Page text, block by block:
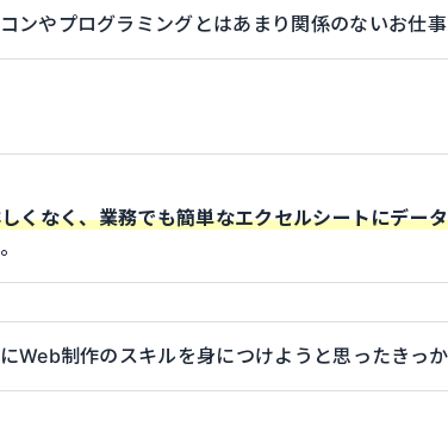
ンやプログラミングとはあまり関係のないお仕事
くなく、業務でも簡単なエクセルシートにデー
。
Web制作のスキルを身につけようと思ったきっ